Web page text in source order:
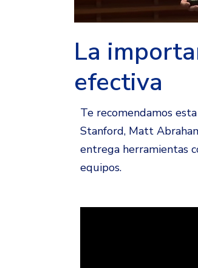
La
efectiva
Te recomendamos
Stanford, Matt
entrega herramientas
equipos.